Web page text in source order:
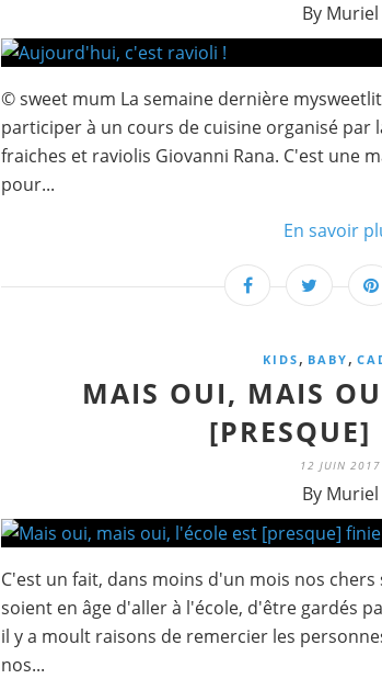
By Muriel
© sweet mum La semaine dernière
participer à un cours de cuisine organisé par
fraiches et raviolis Giovanni Rana. C'est une
pour...
En savoir
KIDS, BABY,
MAIS OUI, MAIS
12 JUIN 2017
By Muriel
C'est un fait, dans moins d'un mois nos
soient en âge d'aller à l'école, d'être gardés
il y a moult raisons de remercier les
nos...